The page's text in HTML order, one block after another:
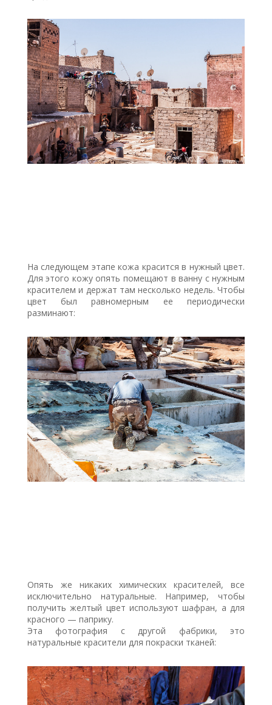
На следующем этапе кожа красится в нужный цвет.
Для этого кожу опять помещают в ванну с нужным
красителем и держат там несколько недель. Чтобы
цвет был равномерным ее периодически
разминают:
Опять же никаких химических красителей, все
исключительно натуральные. Например, чтобы
получить желтый цвет используют шафран, а для
красного — паприку.
Эта фотография с другой фабрики, это
натуральные красители для покраски тканей: